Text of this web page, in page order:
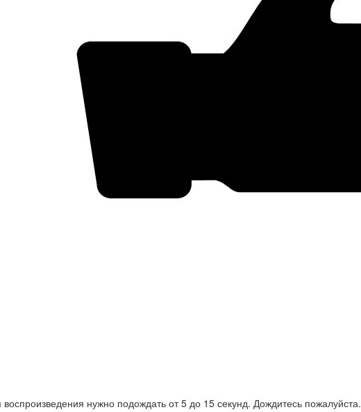
воспроизведения нужно подождать от 5 до 15 секунд. Дождитесь пожалуйста.